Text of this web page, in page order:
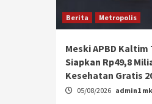
Berita Metropolis
Meski APBD
Siapkan Rp49,8
Kesehatan Gratis
05/08/2026 admin1 mk